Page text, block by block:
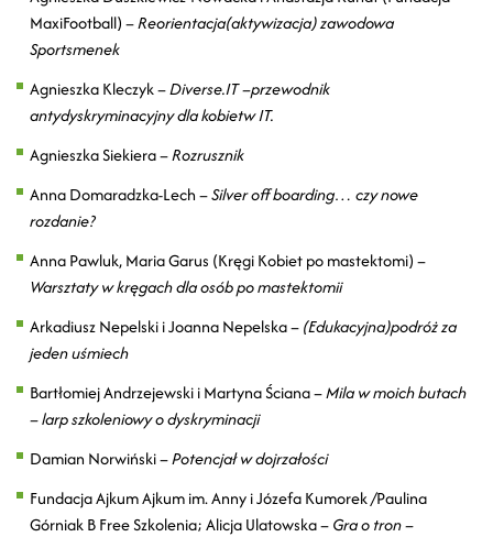
MaxiFootball) –Reorientacja(aktywizacja) zawodowa
Sportsmenek
Agnieszka Kleczyk –Diverse.IT –przewodnik
antydyskryminacyjny dla kobietw IT.
Agnieszka Siekiera –Rozrusznik
Anna Domaradzka-Lech –Silver off boarding… czy nowe
rozdanie?
Anna Pawluk, Maria Garus (Kręgi Kobiet po mastektomi) –
Warsztaty w kręgach dla osób po mastektomii
Arkadiusz Nepelski i Joanna Nepelska –(Edukacyjna)podróż za
jeden uśmiech
Bartłomiej Andrzejewski i Martyna Ściana –Mila w moich butach
– larp szkoleniowy o dyskryminacji
Damian Norwiński –Potencjał w dojrzałości
Fundacja Ajkum Ajkum im. Anny i Józefa Kumorek /Paulina
Górniak B Free Szkolenia; Alicja Ulatowska –Gra o tron –